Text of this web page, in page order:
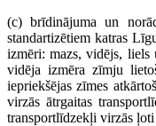
(c) brīdinājuma un
standartizētiem katras
izmēri: mazs, vidējs,
vidēja izmēra zīmju
iepriekšējas zīmes
virzās ātrgaitas
transportlīdzekļi virzās